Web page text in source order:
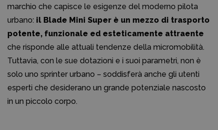
marchio che capisce le esigenze del moderno pilota
urbano: il Blade Mini Super è un mezzo di trasporto
potente, funzionale ed esteticamente attraente
che risponde alle attuali tendenze della micromobilità.
Tuttavia, con le sue dotazioni e i suoi parametri, non è
solo uno sprinter urbano – soddisferà anche gli utenti
esperti che desiderano un grande potenziale nascosto
in un piccolo corpo.